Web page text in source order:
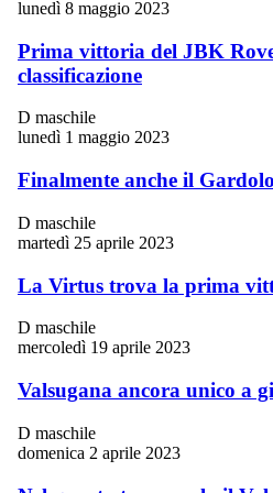
lunedì 8 maggio 2023
Prima vittoria del JBK
classificazione
D maschile
lunedì 1 maggio 2023
Finalmente anche il
D maschile
martedì 25 aprile 2023
La Virtus trova la prima
D maschile
mercoledì 19 aprile 2023
Valsugana ancora unico a
D maschile
domenica 2 aprile 2023